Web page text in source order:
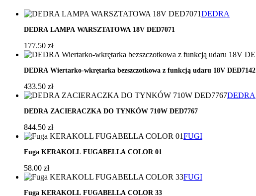
DEDRA
DEDRA LAMPA WARSZTATOWA 18V DED7071
177.50 zł
DEDRA Wiertarko-wkrętarka bezszczotkowa z funkcją udaru 18V DED7142
433.50 zł
DEDRA
DEDRA ZACIERACZKA DO TYNKÓW 710W DED7767
844.50 zł
FUGI
Fuga KERAKOLL FUGABELLA COLOR 01
58.00 zł
FUGI
Fuga KERAKOLL FUGABELLA COLOR 33